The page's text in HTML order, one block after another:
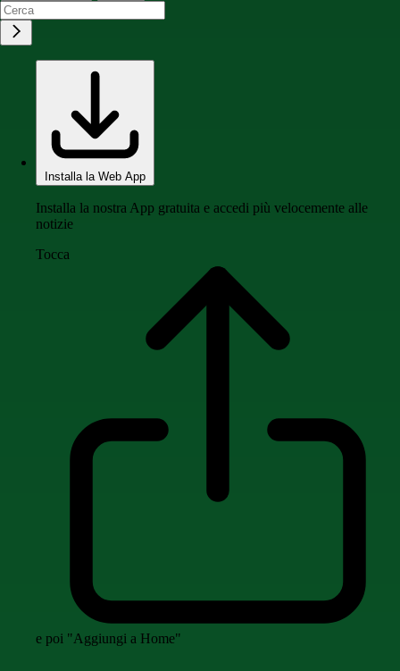
Installa la Web App
Installa la nostra App gratuita e accedi più velocemente alle
notizie
Tocca
e poi "Aggiungi a Home"